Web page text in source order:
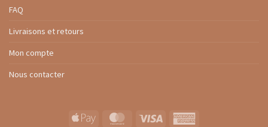
FAQ
Livraisons et retours
Mon compte
Nous contacter
Apple
MasterCard Visa